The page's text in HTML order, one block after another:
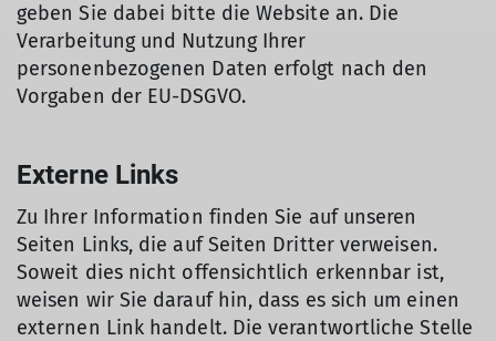
geben Sie dabei bitte die Website an. Die
Verarbeitung und Nutzung Ihrer
personenbezogenen Daten erfolgt nach den
Vorgaben der EU-DSGVO.
Externe Links
Zu Ihrer Information finden Sie auf unseren
Seiten Links, die auf Seiten Dritter verweisen.
Soweit dies nicht offensichtlich erkennbar ist,
weisen wir Sie darauf hin, dass es sich um einen
externen Link handelt. Die verantwortliche Stelle